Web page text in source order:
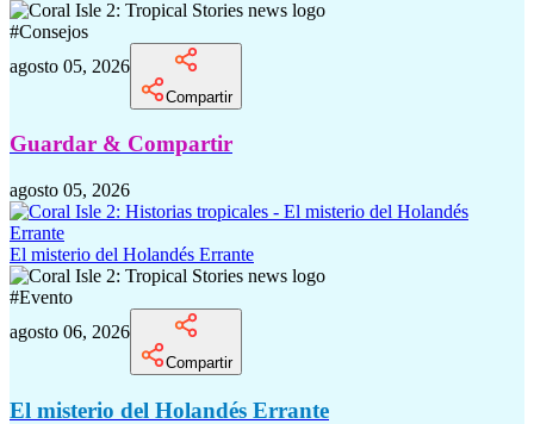
#Consejos
agosto 05, 2026
Compartir
Guardar & Compartir
agosto 05, 2026
El misterio del Holandés Errante
#Evento
agosto 06, 2026
Compartir
El misterio del Holandés Errante